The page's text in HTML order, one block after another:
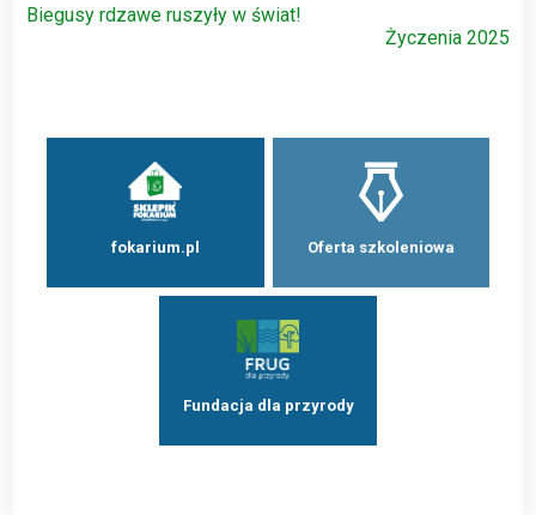
Nawigacja
Biegusy rdzawe ruszyły w świat!
Życzenia 2025
fokarium.pl Oferta szkoleniowa
Fundacja dla przyrody